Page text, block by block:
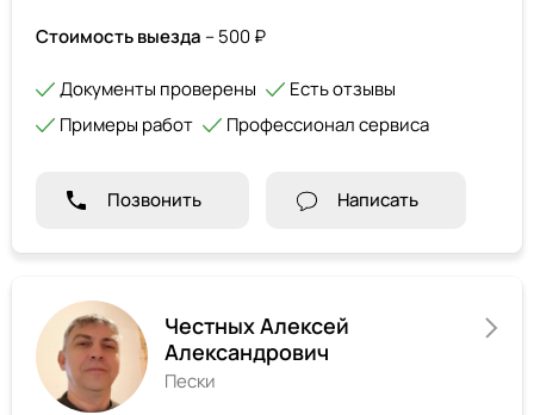
Стоимость выезда – 500 ₽
Документы проверены
Есть отзывы
Примеры работ
Профессионал сервиса
Позвонить Написать
Честных Алексей
Александрович
Пески